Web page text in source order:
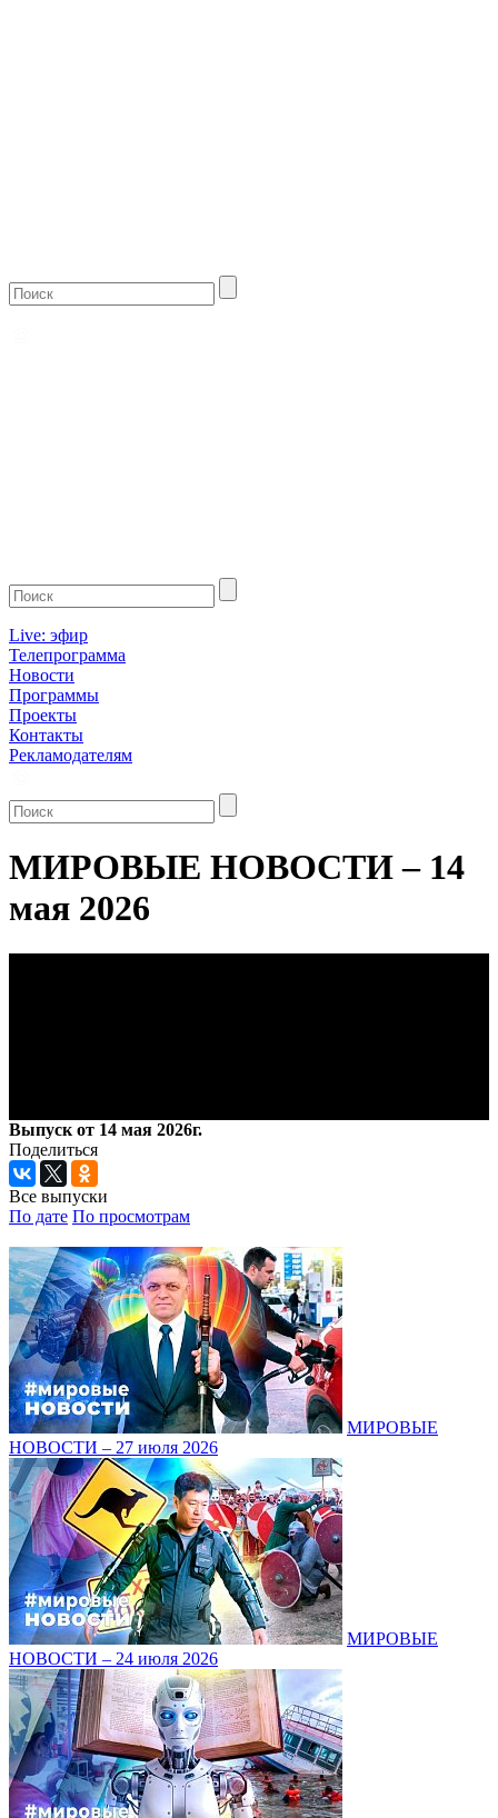
Live: эфир
Телепрограмма
Новости
Программы
Проекты
Контакты
Рекламодателям
МИРОВЫЕ НОВОСТИ – 14
мая 2026
Выпуск от 14 мая 2026г.
Поделиться
Все выпуски
По дате По просмотрам
МИРОВЫЕ
НОВОСТИ – 27 июля 2026
МИРОВЫЕ
НОВОСТИ – 24 июля 2026